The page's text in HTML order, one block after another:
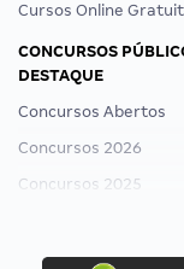
Cursos Online
CONCURSOS
DESTAQUE
Concursos Abertos
Concursos 2026
Concursos 2025
Concurso Ibama